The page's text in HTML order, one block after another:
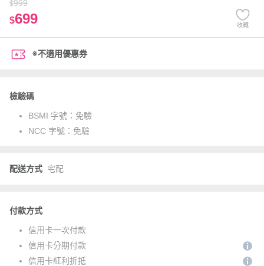
$999
$699 收藏
※不適用優惠券
檢驗碼
BSMI 字號： 免驗
NCC 字號： 免驗
配送方式 宅配
付款方式
信用卡一次付款
信用卡分期付款
信用卡紅利折抵